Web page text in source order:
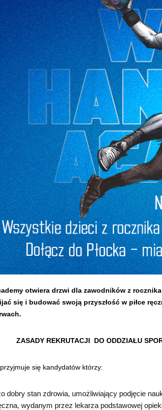
otwiera drzwi dla zawodników z
się i budować swoją przyszłość w piłce
ZASADY REKRUTACJI DO ODDZIAŁU
się kandydatów którzy:
dobry stan zdrowia, umożliwiający podjęcie
wydanym przez lekarza podstawowej